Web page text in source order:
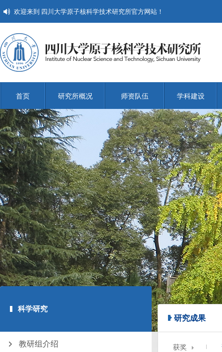
欢迎来到 四川大学原子核科学技术研究所官方网站！
首页 研究所概况 师资队伍 学科建设
科学研究
教研组介绍
研究成果
获奖